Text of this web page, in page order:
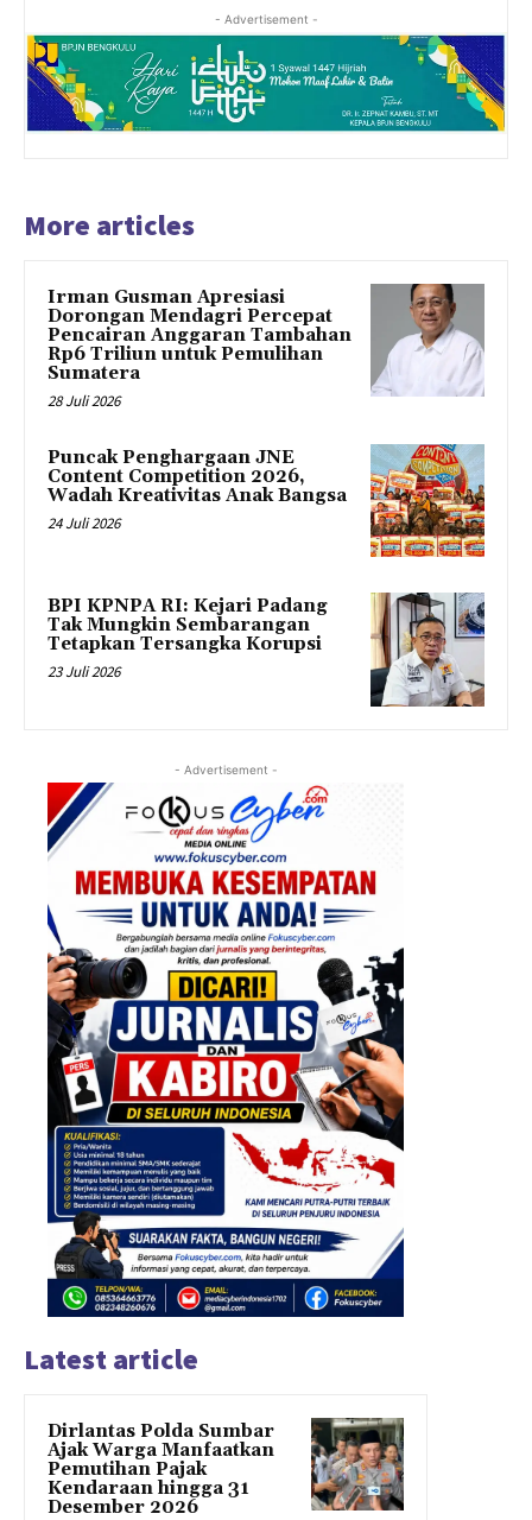
- Advertisement -
More articles
Irman Gusman Apresiasi
Dorongan Mendagri Percepat
Pencairan Anggaran Tambahan
Rp6 Triliun untuk Pemulihan
Sumatera
28 Juli 2026
Puncak Penghargaan JNE
Content Competition 2026,
Wadah Kreativitas Anak Bangsa
24 Juli 2026
BPI KPNPA RI: Kejari Padang
Tak Mungkin Sembarangan
Tetapkan Tersangka Korupsi
23 Juli 2026
- Advertisement -
Latest article
Dirlantas Polda Sumbar
Ajak Warga Manfaatkan
Pemutihan Pajak
Kendaraan hingga 31
Desember 2026